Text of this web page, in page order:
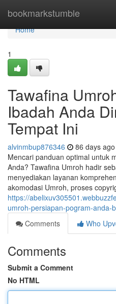
bookmarkstumble
Home
Home
1
Tawafina
Ibadah Anda
Tempat Ini
alvinmbup876346 86 days ago
Mencari panduan optimal untuk
Anda? Tawafina Umroh hadir
menyediakan layanan
akomodasi Umroh, proses
https://
umroh-persiapan-pogram-anda-
Comments
Who
Comments
Submit a Comment
No HTML